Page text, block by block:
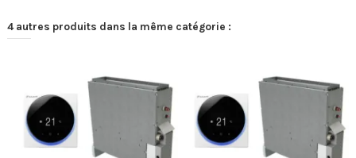
4 autres produits dans la même catégorie :